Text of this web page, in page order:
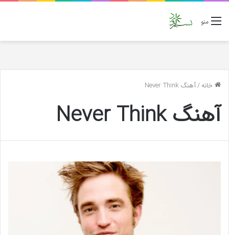
منو
خانه/آهنگ Never Think
آهنگ Never Think